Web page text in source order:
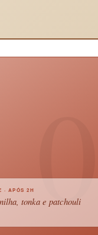
· APÓS 2H
tonka e patchouli